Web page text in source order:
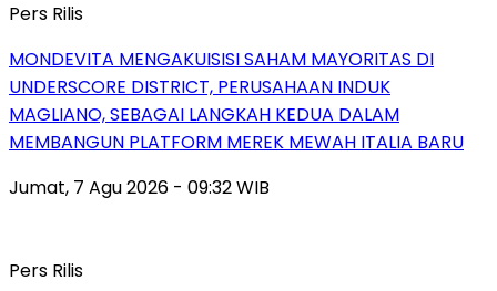
Pers Rilis
MONDEVITA MENGAKUISISI SAHAM MAYORITAS DI
UNDERSCORE DISTRICT, PERUSAHAAN INDUK
MAGLIANO, SEBAGAI LANGKAH KEDUA DALAM
MEMBANGUN PLATFORM MEREK MEWAH ITALIA BARU
Jumat, 7 Agu 2026 - 09:32 WIB
Pers Rilis